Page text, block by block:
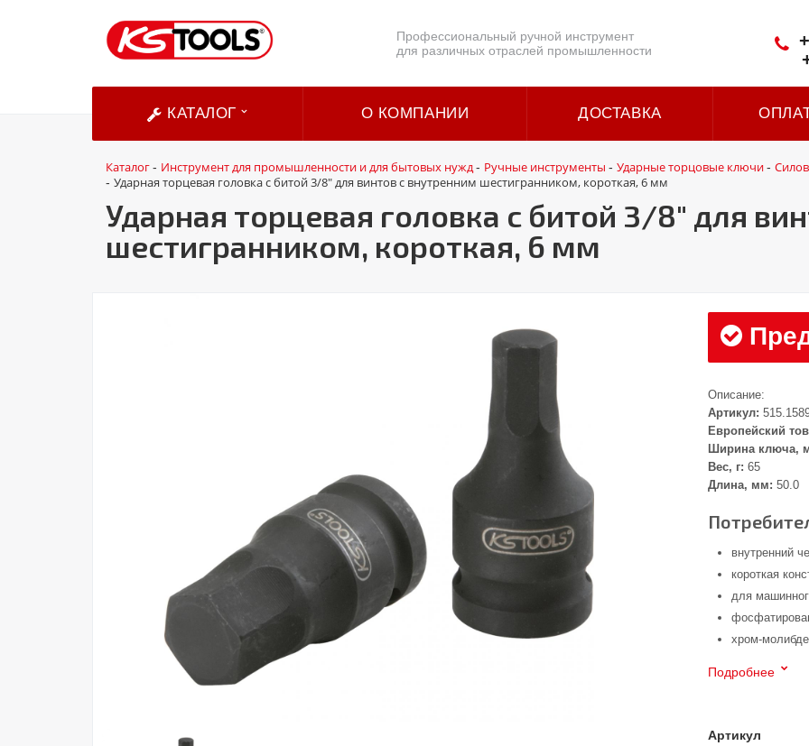
Профессиональный ручной инструмент
для различных отраслей промышленности
КАТАЛОГ О КОМПАНИИ ДОСТАВКА
Каталог- Инструмент для промышленности и для бытовых нужд- Ручные инструменты - Ударные торцовые ключи-
- Ударная торцевая головка с битой 3/8" для винтов с внутренним шестигранником, короткая, 6 мм
Ударная торцевая головка с битой 3/8" для
шестигранником, короткая, 6 мм
Описание:
Артикул:
Европейский
Ширина ключа,
Вес, г: 65
Длина, мм: 50.0
внутренний
короткая
для
хром-
Подробнее
Артикул